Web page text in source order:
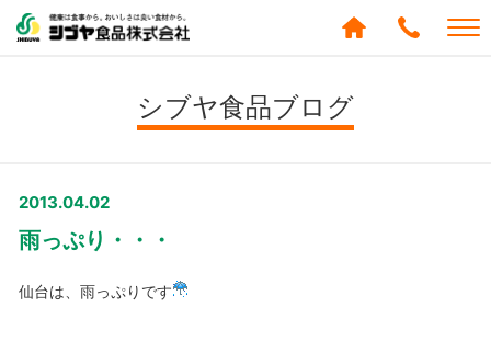
シブヤ食品ブログ
2013.04.02
雨っぷり・・・
仙台は、雨っぷりです